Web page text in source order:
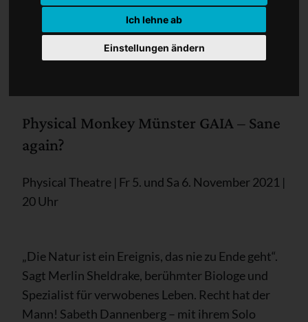
Ich lehne ab
Einstellungen ändern
Physical Monkey Münster GAIA – Sane
again?
Physical Theatre | Fr 5. und Sa 6. November 2021 |
20 Uhr
„Die Natur ist ein Ereignis, das nie zu Ende geht“.
Sagt Merlin Sheldrake, berühmter Biologe und
Spezialist für verwobenes Leben. Recht hat der
Mann! Sabeth Dannenberg – mit ihrem Solo